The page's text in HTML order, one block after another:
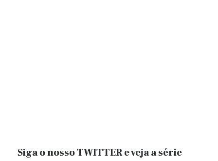
Siga o nosso TWITTER e veja a série